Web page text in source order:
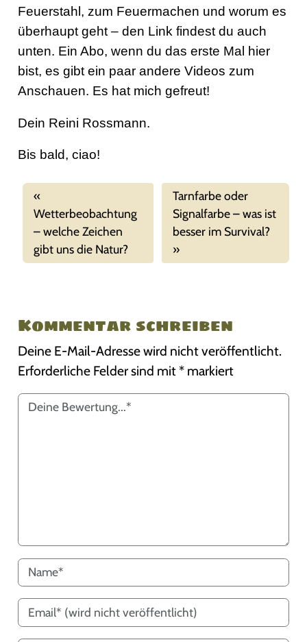
Feuerstahl, zum Feuermachen und worum es
überhaupt geht – den Link findest du auch
unten. Ein Abo, wenn du das erste Mal hier
bist, es gibt ein paar andere Videos zum
Anschauen. Es hat mich gefreut!
Dein Reini Rossmann.
Bis bald, ciao!
Wetterbeobachtung
– welche Zeichen
gibt uns die Natur?
Tarnfarbe oder
Signalfarbe – was ist
besser im Survival?
Kommentar schreiben
Deine E-Mail-Adresse wird nicht veröffentlicht.
Erforderliche Felder sind mit* markiert